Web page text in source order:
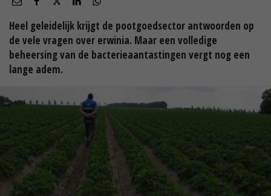
Heel geleidelijk krijgt de pootgoedsector antwoorden op
de vele vragen over erwinia. Maar een volledige
beheersing van de bacterieaantastingen vergt nog een
lange adem.